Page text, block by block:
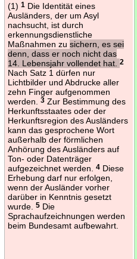
(1) 1Die Identität eines
Ausländers, der um Asyl
nachsucht, ist durch
erkennungsdienstliche
Maßnahmen zu sichern, es sei
denn, dass er noch nicht das
14. Lebensjahr vollendet hat.
2
Nach Satz 1 dürfen nur
Lichtbilder und Abdrucke aller
zehn Finger aufgenommen
werden.
3Zur Bestimmung des
Herkunftsstaates oder der
Herkunftsregion des Ausländers
kann das gesprochene Wort
außerhalb der förmlichen
Anhörung des Ausländers auf
Ton- oder Datenträger
aufgezeichnet werden.
4Diese
Erhebung darf nur erfolgen,
wenn der Ausländer vorher
darüber in Kenntnis gesetzt
wurde.
5Die
Sprachaufzeichnungen werden
beim Bundesamt aufbewahrt.